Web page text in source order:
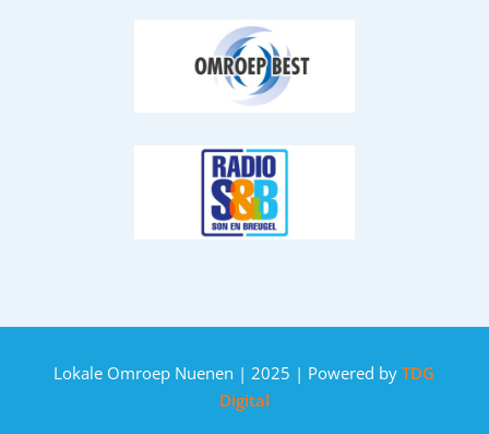
Lokale Omroep Nuenen | 2025 | Powered by TDG
Digital